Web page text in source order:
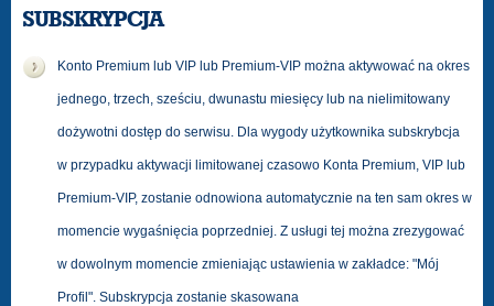
SUBSKRYPCJA
Konto Premium lub VIP lub Premium-VIP można aktywować na okres
jednego, trzech, sześciu, dwunastu miesięcy lub na nielimitowany
dożywotni dostęp do serwisu. Dla wygody użytkownika subskrybcja
w przypadku aktywacji limitowanej czasowo Konta Premium, VIP lub
Premium-VIP, zostanie odnowiona automatycznie na ten sam okres w
momencie wygaśnięcia poprzedniej. Z usługi tej można zrezygować
w dowolnym momencie zmieniając ustawienia w zakładce: "Mój
Profil". Subskrypcja zostanie skasowana